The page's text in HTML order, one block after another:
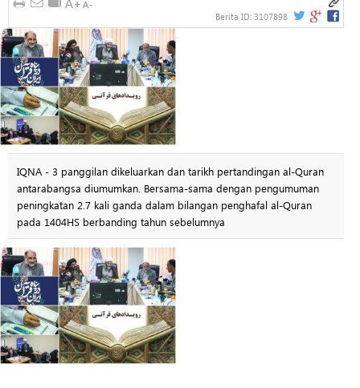
Berita ID: 3107898
IQNA - 3 panggilan dikeluarkan dan tarikh pertandingan al-Quran
antarabangsa diumumkan. Bersama-sama dengan pengumuman
peningkatan 2.7 kali ganda dalam bilangan penghafal al-Quran
pada 1404HS berbanding tahun sebelumnya